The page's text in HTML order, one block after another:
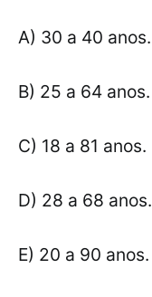
A) 30 a 40 anos.
B) 25 a 64 anos.
C) 18 a 81 anos.
D) 28 a 68 anos.
E) 20 a 90 anos.